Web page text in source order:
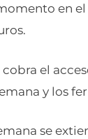
en
cobra el
y los
se